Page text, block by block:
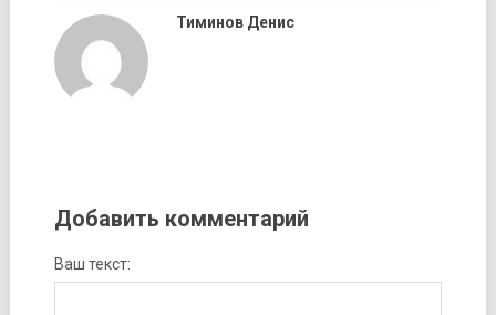
Тиминов Денис
Добавить комментарий
Ваш текст: